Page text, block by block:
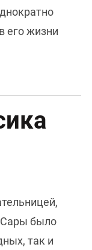
его жизни
Сары было
так и